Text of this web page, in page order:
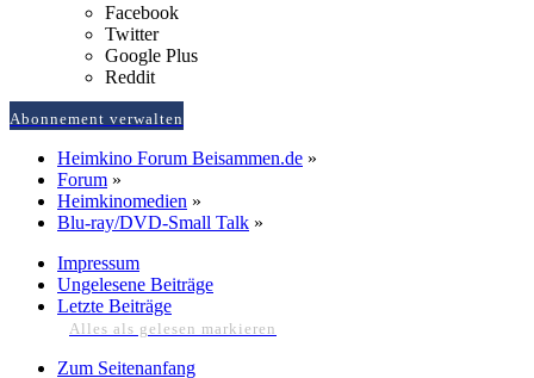
Facebook
Twitter
Google Plus
Reddit
Abonnement verwalten
Heimkino Forum Beisammen.de »
Forum »
Heimkinomedien »
Blu-ray/DVD-Small Talk »
Impressum
Ungelesene Beiträge
Letzte Beiträge
Alles als gelesen markieren
Zum Seitenanfang